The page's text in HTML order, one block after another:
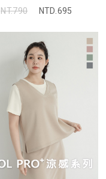
NT.790
NTD.695